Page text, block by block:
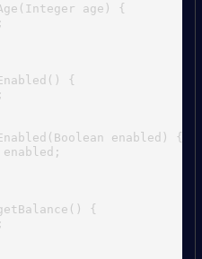
age) {
{
enabled) {
{